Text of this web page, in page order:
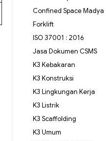
Confined Space Madya
Forklift
ISO 37001 : 2016
Jasa Dokumen CSMS
K3 Kebakaran
K3 Konstruksi
K3 Lingkungan Kerja
K3 Listrik
K3 Scaffolding
K3 Umum